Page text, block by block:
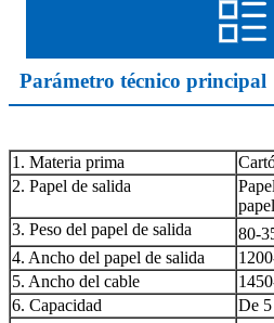
Parámetro técnico principal
1. Materia prima
2. Papel de salida
3. Peso del papel de salida
80-
4. Ancho del papel de salida
5. Ancho del cable
6. Capacidad
De 5